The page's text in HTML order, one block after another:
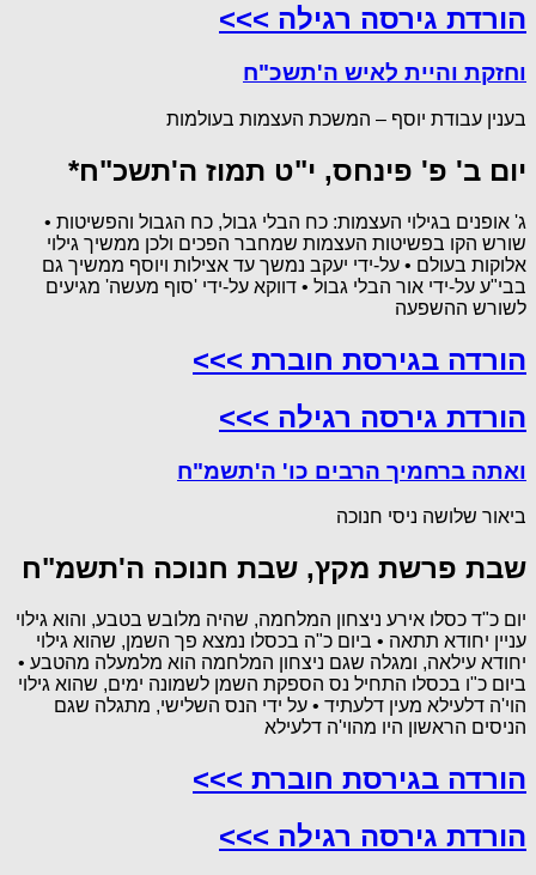
הורדת גירסה רגילה >>>
וחזקת והיית לאיש ה'תשכ"ח
בענין עבודת יוסף – המשכת העצמות בעולמות
יום ב' פ' פינחס, י"ט תמוז ה'תשכ"ח*
ג' אופנים בגילוי העצמות: כח הבלי גבול, כח הגבול והפשיטות •
שורש הקו בפשיטות העצמות שמחבר הפכים ולכן ממשיך גילוי
אלוקות בעולם • על-ידי יעקב נמשך עד אצילות ויוסף ממשיך גם
בבי"ע על-ידי אור הבלי גבול • דווקא על-ידי 'סוף מעשה' מגיעים
לשורש ההשפעה
הורדה בגירסת חוברת >>>
הורדת גירסה רגילה >>>
ואתה ברחמיך הרבים כו' ה'תשמ"ח
ביאור שלושה ניסי חנוכה
שבת פרשת מקץ, שבת חנוכה ה'תשמ"ח
יום כ"ד כסלו אירע ניצחון המלחמה, שהיה מלובש בטבע, והוא גילוי
עניין יחודא תתאה • ביום כ"ה בכסלו נמצא פך השמן, שהוא גילוי
יחודא עילאה, ומגלה שגם ניצחון המלחמה הוא מלמעלה מהטבע •
ביום כ"ו בכסלו התחיל נס הספקת השמן לשמונה ימים, שהוא גילוי
הוי'ה דלעילא מעין דלעתיד • על ידי הנס השלישי, מתגלה שגם
הניסים הראשון היו מהוי'ה דלעילא
הורדה בגירסת חוברת >>>
הורדת גירסה רגילה >>>